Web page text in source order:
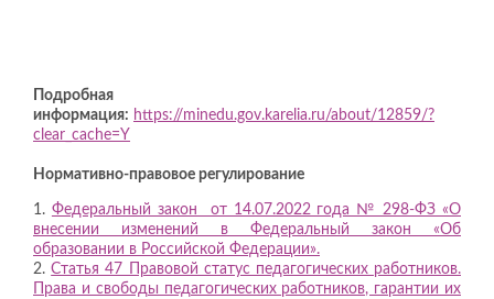
Подробная
информация: https://minedu.gov.karelia.ru/about/12859/?
clear_cache=Y
Нормативно-правовое регулирование
1. Федеральный закон от 14.07.2022 года № 298-ФЗ «О
внесении изменений в Федеральный закон «Об
образовании в Российской Федерации».
2.Статья 47 Правовой статус педагогических работников.
Права и свободы педагогических работников, гарантии их